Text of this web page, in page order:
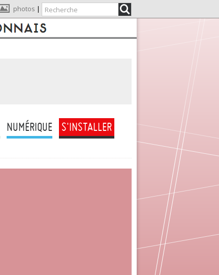
photos |
NUMÉRIQUE S'INSTALLER